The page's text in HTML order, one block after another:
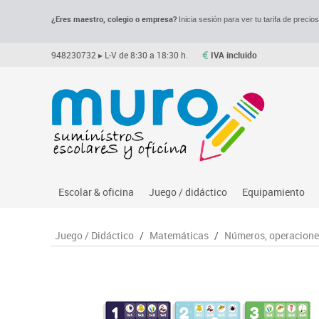
¿Eres maestro, colegio o empresa?Inicia sesión para ver tu tarifa de precios.
948230732 ▸ L-V de 8:30 a 18:30 h. IVA incluido
Escolar & oficina
Archivo
Juego / didáctico
Asociación y atención
Espacios multisensoriales
Equipamiento
Despachos y
Muebles
Percheros,
Juego / Didáctico / Matemáticas / Números,